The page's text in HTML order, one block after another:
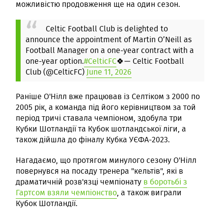
можливістю продовження ще на один сезон.
Celtic Football Club is delighted to
announce the appointment of Martin O’Neill as
Football Manager on a one-year contract with a
one-year option.#CelticFC🍀— Celtic Football
Club (@CelticFC)June 11, 2026
Раніше О'Нілл вже працював із Селтіком з 2000 по
2005 рік, а команда під його керівництвом за той
період тричі ставала чемпіоном, здобула три
Кубки Шотландії та Кубок шотландської ліги, а
також дійшла до фіналу Кубка УЄФА-2023.
Нагадаємо, що протягом минулого сезону О'Нілл
повернувся на посаду тренера "кельтів", які в
драматичній розв'язці чемпіонату в боротьбі з
Гартсом взяли чемпіонство, а також виграли
Кубок Шотландії.